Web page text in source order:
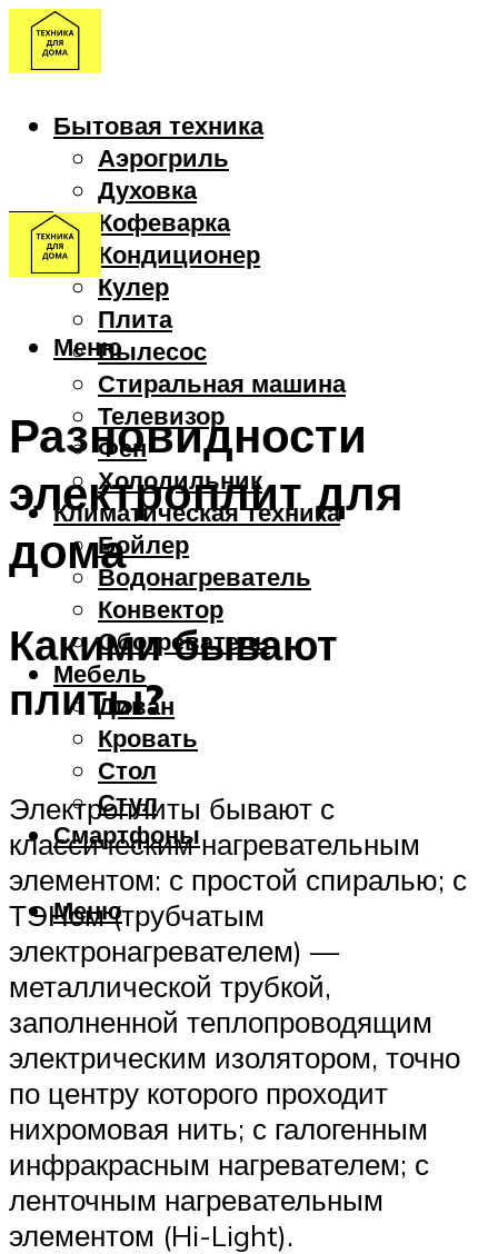
Бытовая техника
Аэрогриль
Духовка
Кофеварка
Кондиционер
Кулер
Плита
Пылесос
Стиральная машина
Телевизор
Фен
Холодильник
Климатическая техника
Бойлер
Водонагреватель
Конвектор
Обогреватель
Мебель
Диван
Кровать
Стол
Стул
Смартфоны
Меню
Меню
Разновидности
электроплит для
дома
Какими бывают
плиты?
Электроплиты бывают с
классическим нагревательным
элементом: с простой спиралью; с
ТЭНом (трубчатым
электронагревателем) —
металлической трубкой,
заполненной теплопроводящим
электрическим изолятором, точно
по центру которого проходит
нихромовая нить; с галогенным
инфракрасным нагревателем; с
ленточным нагревательным
элементом (Hi-Light).